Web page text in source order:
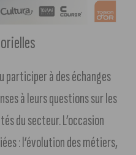
participer à des échanges
à leurs questions sur les
du secteur. L’occasion
: l’évolution des métiers,